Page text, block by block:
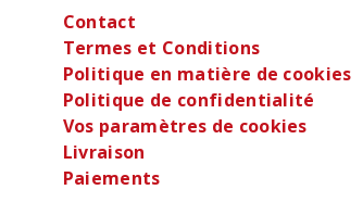
Contact
Termes et Conditions
Politique en matière de cookies
Politique de confidentialité
Vos paramètres de cookies
Livraison
Paiements